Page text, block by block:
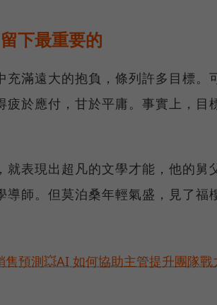
下最重要的
滿遠大的抱負，條列許多目標。
疲於應付，甘於平庸。事實上，目
表現出超凡的文學才能，他的舅
導師。但莫泊桑年輕氣盛，見了福
預測💥AI 如何協助主管提升團隊